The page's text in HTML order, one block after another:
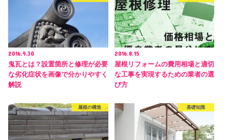
2016.9.30
鬼瓦とは？設置箇所と修理が必要
な劣化症状を画像で分かりやすく
解説
2016.8.15
屋根リフォームの費用相場と適切
な工事を実現するための業者の選
び方
屋根の構造 基礎知識